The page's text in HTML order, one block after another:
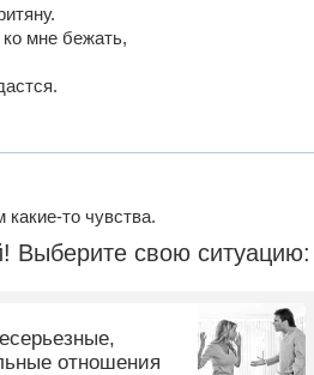
мне бежать,
то чувства.
Выберите свою ситуацию:
отношения